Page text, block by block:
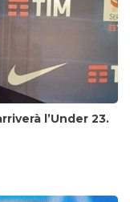
l’Under 23.